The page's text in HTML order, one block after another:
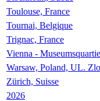
Toulouse, France
Tournai, Belgique
Trignac, France
Vienna -
Warsaw, Poland, UL.
Zürich, Suisse
2026